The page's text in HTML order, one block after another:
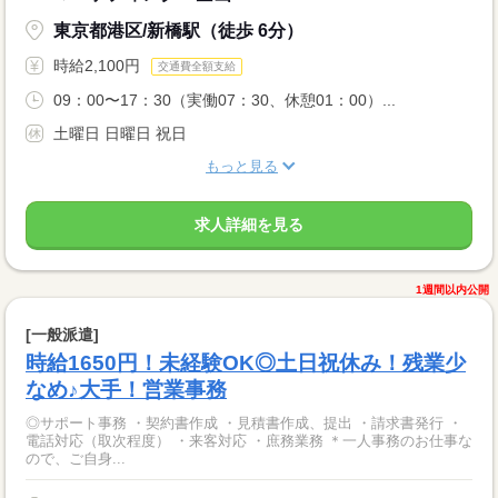
東京都港区/新橋駅（徒歩 6分）
時給2,100円 交通費全額支給
09：00〜17：30（実働07：30、休憩01：00）...
土曜日 日曜日 祝日
もっと見る
求人詳細を見る
1週間以内公開
[一般派遣]
時給1650円！未経験OK◎土日祝休み！残業少
なめ♪大手！営業事務
◎サポート事務 ・契約書作成 ・見積書作成、提出 ・請求書発行 ・
電話対応（取次程度） ・来客対応 ・庶務業務 ＊一人事務のお仕事な
ので、ご自身...